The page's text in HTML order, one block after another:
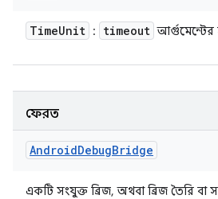
TimeUnit : timeout
ফেরত
AndroidDebugBridge
একটি সংযুক্ত ব্রিজ, অথবা ব্রিজ তৈরি বা